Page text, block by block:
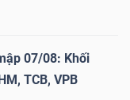
07/08: Khối
TCB, VPB